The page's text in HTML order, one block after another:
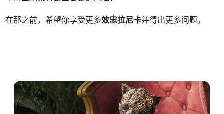
在那之前，希望你享受更多效忠拉尼卡并得出更多问题。